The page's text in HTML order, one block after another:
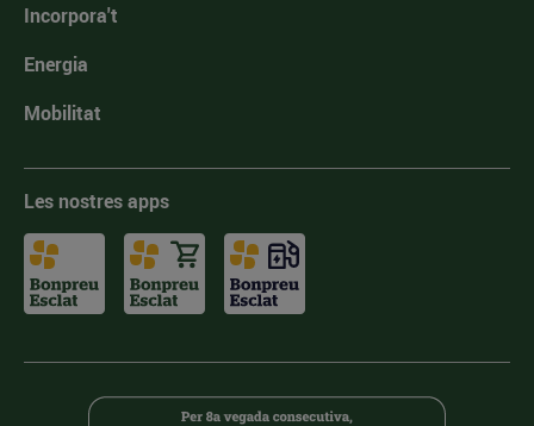
Incorpora't
Energia
Mobilitat
Les nostres apps